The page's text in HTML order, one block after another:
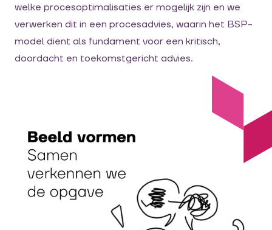
welke procesoptimalisaties er mogelijk zijn en we
verwerken dit in een procesadvies, waarin het BSP-
model dient als fundament voor een kritisch,
doordacht en toekomstgericht advies.